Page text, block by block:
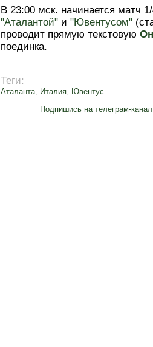
В 23:00 мск. начинается матч
"Аталантой" и "Ювентусом"
проводит прямую текстовую
поединка.
Теги:
Аталанта, Италия, Ювентус
Подпишись на телеграм-